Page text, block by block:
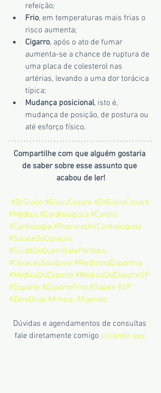
refeição;
Frio, em temperaturas mais frias o
risco aumenta;
Cigarro, após o ato de fumar
aumenta-se a chance de ruptura de
uma placa de colesterol nas
artérias, levando a uma dor torácica
típica;
Mudança posicional, isto é,
mudança de posição, de postura ou
até esforço físico.
Compartilhe com que alguém gostaria
de saber sobre esse assunto que
acabou de ler!
#DrGiulio #GiulioCesare #DrGiulioCesare
#Médico #Cardiologista #Cardio
#Cardiologia #ProcureUmCardiologista
#SaúdeDoCoração
#CuideDeQuemBatePorVoce
#CoracaoSaudavel #MedicinaEsportiva
#MédicoDoEsporte #MédicoDoEsporteSP
#Esporte #EsporteFino #Saúde #SP
#ZeroOnze #Ampai #Agende
Dúvidas e agendamentos de consultas
fale diretamente comigo clicando aqui